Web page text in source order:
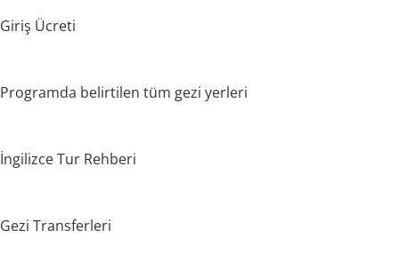
Giriş Ücreti
Programda belirtilen tüm gezi yerleri
İngilizce Tur Rehberi
Gezi Transferleri